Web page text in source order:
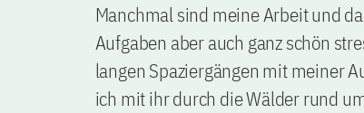
Manchmal sind meine Arbeit und
Aufgaben aber auch ganz schön
langen Spaziergängen mit meiner
ich mit ihr durch die Wälder rund